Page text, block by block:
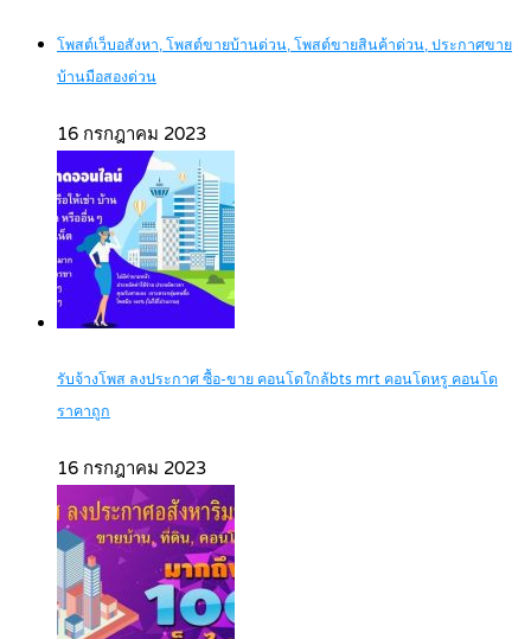
โพสต์เว็บอสังหา, โพสต์ขายบ้านด่วน, โพสต์ขายสินค้าด่วน, ประกาศขาย
บ้านมือสองด่วน
16 กรกฎาคม 2023
รับจ้างโพส ลงประกาศ ซื้อ-ขาย คอนโดใกล้bts mrt คอนโดหรู คอนโด
ราคาถูก
16 กรกฎาคม 2023